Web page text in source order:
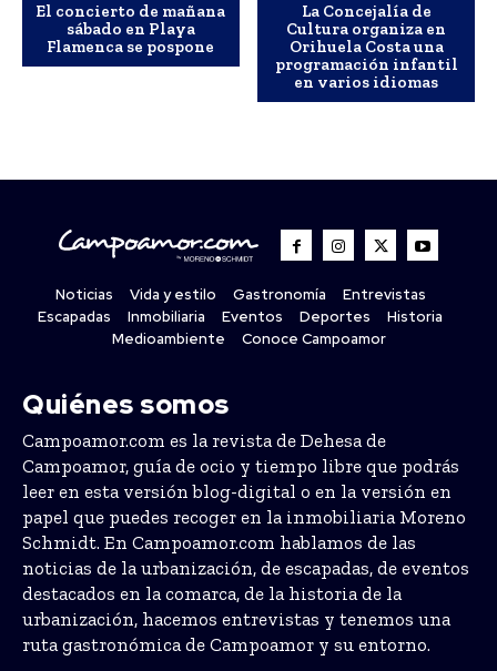
El concierto de mañana
sábado en Playa
Flamenca se pospone
La Concejalía de
Cultura organiza en
Orihuela Costa una
programación infantil
en varios idiomas
Noticias Vida y estilo Gastronomía
Entrevistas
Escapadas
Inmobiliaria Eventos Deportes
Historia
Medioambiente
Conoce Campoamor
Quiénes somos
Campoamor.com es la revista de Dehesa de
Campoamor, guía de ocio y tiempo libre que podrás
leer en esta versión blog-digital o en la versión en
papel que puedes recoger en la inmobiliaria Moreno
Schmidt. En Campoamor.com hablamos de las
noticias de la urbanización, de escapadas, de eventos
destacados en la comarca, de la historia de la
urbanización, hacemos entrevistas y tenemos una
ruta gastronómica de Campoamor y su entorno.